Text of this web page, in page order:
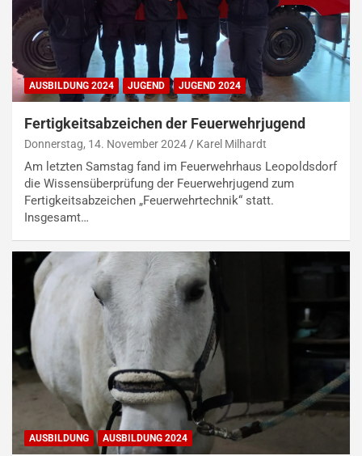
AUSBILDUNG 2024 JUGEND JUGEND 2024
Fertigkeitsabzeichen der Feuerwehrjugend
Donnerstag, 14. November 2024 Karel Milhardt
Am letzten Samstag fand im Feuerwehrhaus Leopoldsdorf
die Wissensüberprüfung der Feuerwehrjugend zum
Fertigkeitsabzeichen „Feuerwehrtechnik“ statt.
Insgesamt…
AUSBILDUNG AUSBILDUNG 2024